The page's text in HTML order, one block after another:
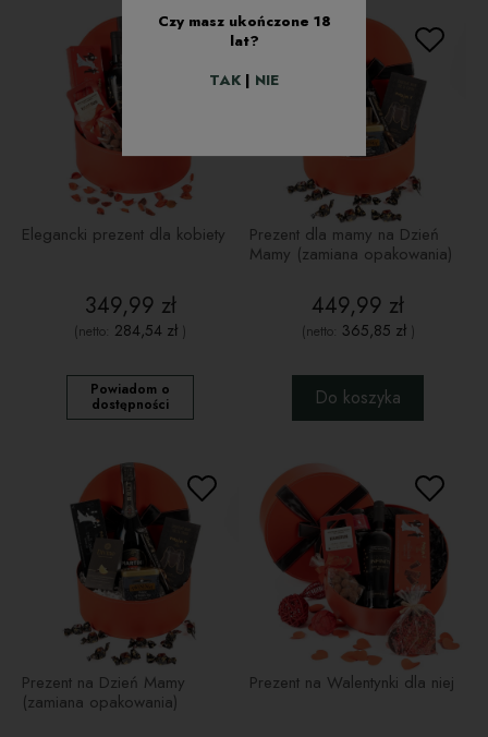
Elegancki prezent dla kobiety
349,99 zł
(netto: 284,54 zł )
Powiadom o
dostępności
Prezent dla mamy na Dzień
Mamy (zamiana opakowania)
449,99 zł
(netto: 365,85 zł)
Do koszyka
Prezent na Dzień Mamy
(zamiana opakowania)
Prezent na Walentynki dla niej
Czy masz ukończone 18
lat?
TAK | NIE